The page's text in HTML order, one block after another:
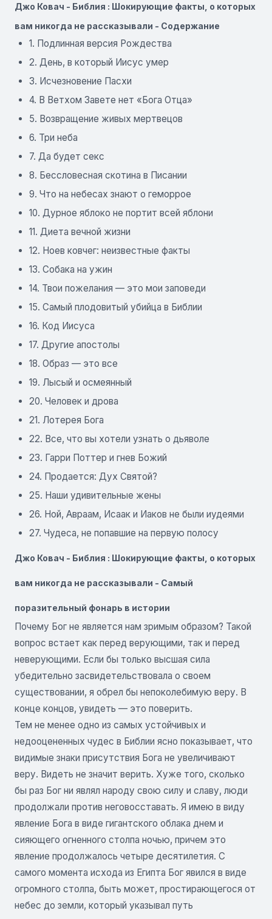
Джо Ковач - Библия : Шокирующие факты, о которых
вам никогда не рассказывали - Содержание
1. Подлинная версия Рождества
2. День, в который Иисус умер
3. Исчезновение Пасхи
4. В Ветхом Завете нет «Бога Отца»
5. Возвращение живых мертвецов
6. Три неба
7. Да будет секс
8. Бессловесная скотина в Писании
9. Что на небесах знают о геморрое
10. Дурное яблоко не портит всей яблони
11. Диета вечной жизни
12. Ноев ковчег: неизвестные факты
13. Собака на ужин
14. Твои пожелания — это мои заповеди
15. Самый плодовитый убийца в Библии
16. Код Иисуса
17. Другие апостолы
18. Образ — это все
19. Лысый и осмеянный
20. Человек и дрова
21. Лотерея Бога
22. Все, что вы хотели узнать о дьяволе
23. Гарри Поттер и гнев Божий
24. Продается: Дух Святой?
25. Наши удивительные жены
26. Ной, Авраам, Исаак и Иаков не были иудеями
27. Чудеса, не попавшие на первую полосу
Джо Ковач - Библия : Шокирующие факты, о которых
вам никогда не рассказывали - Самый
поразительный фонарь в истории
Почему Бог не является нам зримым образом? Такой
вопрос встает как перед верующими, так и перед
неверующими. Если бы только высшая сила
убедительно засвидетельствовала о своем
существовании, я обрел бы непоколебимую веру. В
конце концов, увидеть — это поверить.
Тем не менее одно из самых устойчивых и
недооцененных чудес в Библии ясно показывает, что
видимые знаки присутствия Бога не увеличивают
веру. Видеть не значит верить. Хуже того, сколько
бы раз Бог ни являл народу свою силу и славу, люди
продолжали против неговосставать. Я имею в виду
явление Бога в виде гигантского облака днем и
сияющего огненного столпа ночью, причем это
явление продолжалось четыре десятилетия. С
самого момента исхода из Египта Бог явился в виде
огромного столпа, быть может, простирающегося от
небес до земли, который указывал путь